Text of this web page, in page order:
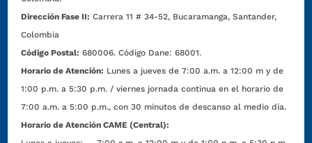
Dirección Fase II: Carrera 11 # 34-52, Bucaramanga, Santander,
Colombia
Código Postal: 680006. Código Dane: 68001.
Horario de Atención: Lunes a jueves de 7:00 a.m. a 12:00 m y de
1:00 p.m. a 5:30 p.m. / viernes jornada continua en el horario de
7:00 a.m. a 5:00 p.m., con 30 minutos de descanso al medio día.
Horario de Atención CAME (Central):